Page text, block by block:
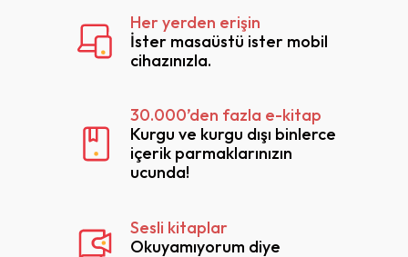
Her yerden erişin
İster masaüstü ister mobil
cihazınızla.
30.000’den fazla e-kitap
Kurgu ve kurgu dışı binlerce
içerik parmaklarınızın
ucunda!
Sesli kitaplar
Okuyamıyorum diye